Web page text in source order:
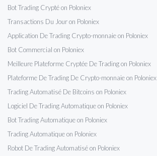
Bot Trading Crypté on Poloniex
Transactions Du Jour on Poloniex
Application De Trading Crypto-monnaie on Poloniex
Bot Commercial on Poloniex
Meilleure Plateforme Cryptée De Trading on Poloniex
Plateforme De Trading De Crypto-monnaie on Poloniex
Trading Automatisé De Bitcoins on Poloniex
Logiciel De Trading Automatique on Poloniex
Bot Trading Automatique on Poloniex
Trading Automatique on Poloniex
Robot De Trading Automatisé on Poloniex